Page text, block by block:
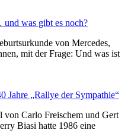
was gibt es noch?
von Mercedes,
mit der Frage: Und was ist
Jahre „Rallye der Sympathie“
Carlo Freischem und Gert
Biasi hatte 1986 eine